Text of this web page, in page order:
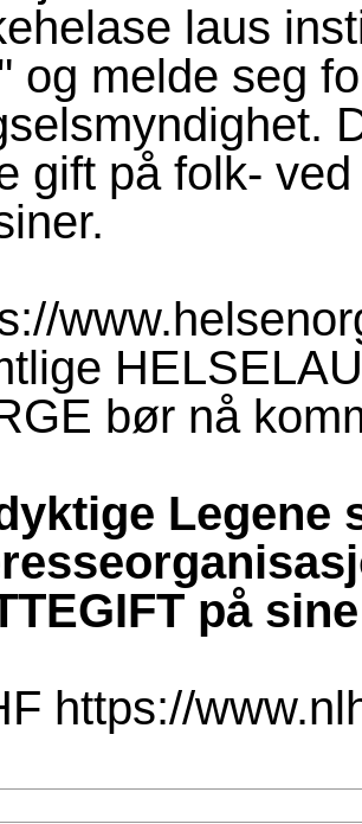
laus
og melde seg
gift på folk-
bør nå
Legene
på
https://